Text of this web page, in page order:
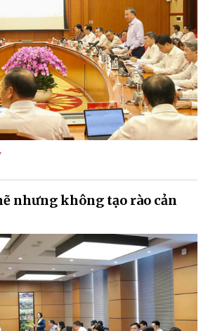
nhưng không tạo rào cản